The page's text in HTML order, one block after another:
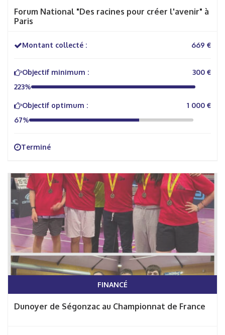
Forum National "Des racines pour créer l'avenir" à
Paris
Montant collecté : 669 €
Objectif minimum :
300 €
223%
Objectif optimum :
1 000 €
67%
Terminé
FINANCÉ
Dunoyer de Ségonzac au Championnat de France